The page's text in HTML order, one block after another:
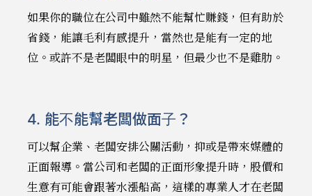
如果你的職位在公司中雖然不能幫忙賺錢，但有助於
省錢，能讓毛利有感提升，當然也是能有一定的地
位。或許不是老闆眼中的明星，但最少也不是雞肋。
4. 能不能幫老闆做面子？
可以幫企業、老闆安排公關活動，抑或是帶來媒體的
正面報導。當公司和老闆的正面形象提升時，股價和
生意有可能會跟著水漲船高，這樣的專業人才在老闆